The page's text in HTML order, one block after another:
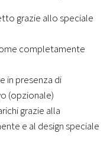
grazie allo speciale
completamente
in presenza di
(opzionale)
grazie alla
e al design speciale